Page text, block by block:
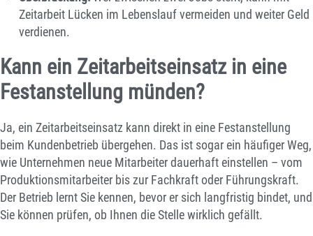
Zeitarbeit Lücken im Lebenslauf vermeiden und weiter Geld
verdienen.
Kann ein Zeitarbeitseinsatz in eine
Festanstellung münden?
Ja, ein Zeitarbeitseinsatz kann direkt in eine Festanstellung
beim Kundenbetrieb übergehen. Das ist sogar ein häufiger Weg,
wie Unternehmen neue Mitarbeiter dauerhaft einstellen – vom
Produktionsmitarbeiter bis zur Fachkraft oder Führungskraft.
Der Betrieb lernt Sie kennen, bevor er sich langfristig bindet, und
Sie können prüfen, ob Ihnen die Stelle wirklich gefällt.